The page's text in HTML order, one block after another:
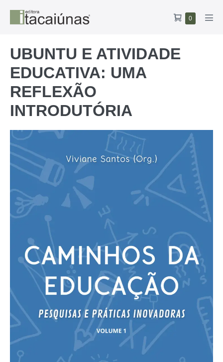
conteúdo
Carrinho
0Itens
UBUNTU E ATIVIDADE
EDUCATIVA: UMA
REFLEXÃO
INTRODUTÓRIA